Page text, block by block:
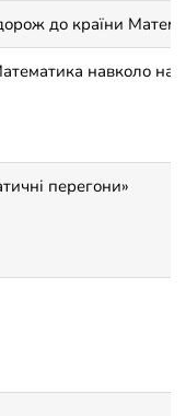
ЗАКЛАДУ
до країни
навколо
перегони»